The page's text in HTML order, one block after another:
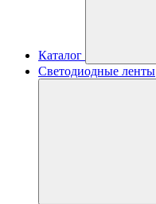
Каталог
Светодиодные ленты